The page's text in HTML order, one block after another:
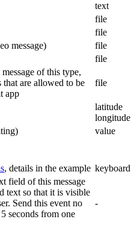
text
file
file
message)
file
file
message of this type,
that are allowed to be
app
file
latitude
longitude
value
, details in the example keyboard
field of this message
text so that it is visible
Send this event no
seconds from one
-